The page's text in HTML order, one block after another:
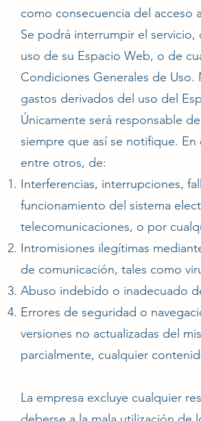
como consecuencia del acceso
Se podrá interrumpir el
uso de su Espacio Web, o de
Condiciones Generales de
gastos derivados del uso del
Únicamente será responsable
siempre que así se notifique.
entre otros, de:
Interferencias, interrupciones,
funcionamiento del sistema
telecomunicaciones, o por
Intromisiones ilegítimas
de comunicación, tales como
Abuso indebido o inadecuado
Errores de seguridad o
versiones no actualizadas del
parcialmente, cualquier
La empresa excluye cualquier